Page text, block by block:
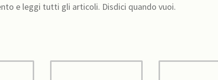
e leggi tutti gli articoli. Disdici quando vuoi.